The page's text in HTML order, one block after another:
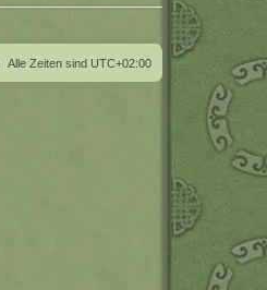
Alle Zeiten sind UTC+02:00